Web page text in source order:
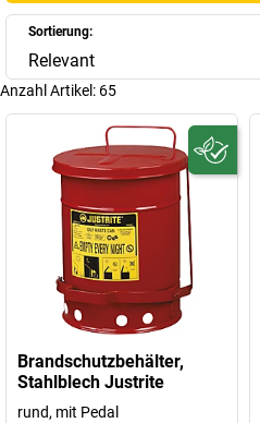
Sortierung:
Relevant
Anzahl Artikel: 65
Brandschutzbehälter,
Stahlblech Justrite
rund, mit Pedal